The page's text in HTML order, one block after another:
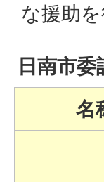
な援助を
日南市
名